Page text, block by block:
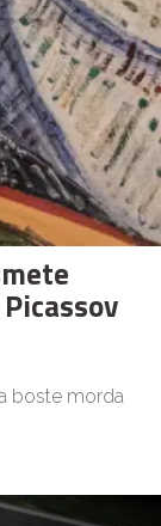
boste morda